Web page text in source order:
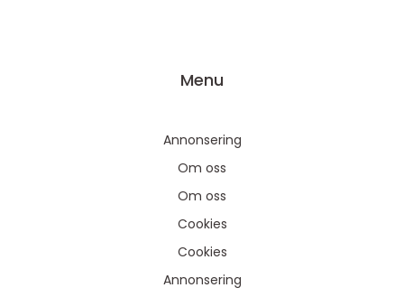
Menu
Annonsering
Om oss
Om oss
Cookies
Cookies
Annonsering